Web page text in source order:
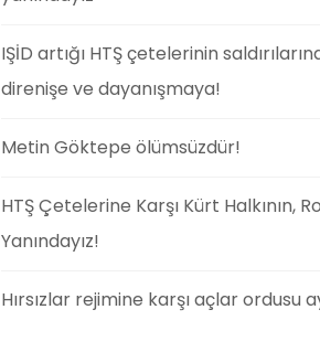
IŞİD artığı HTŞ çetelerinin
direnişe ve dayanışmaya!
Metin Göktepe ölümsüzdür!
HTŞ Çetelerine Karşı Kürt Halkının,
Yanındayız!
Hırsızlar rejimine karşı açlar ordusu